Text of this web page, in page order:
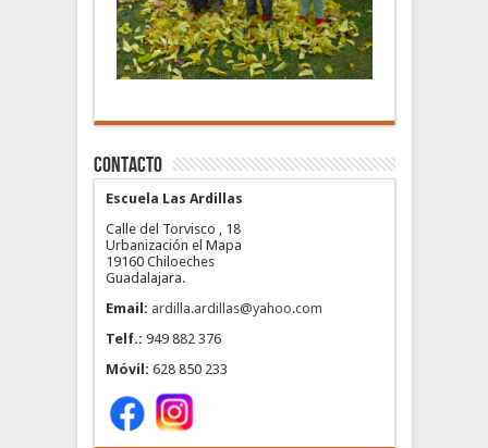
Contacto
Escuela Las Ardillas
Calle del Torvisco , 18
Urbanización el Mapa
19160 Chiloeches
Guadalajara.
Email: ardilla.ardillas@yahoo.com
Telf.: 949 882 376
Móvil: 628 850 233